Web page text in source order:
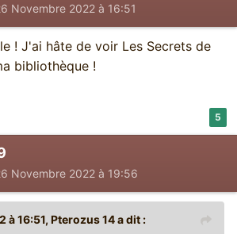
Novembre 2022 à 16:51
! J'ai hâte de voir Les Secrets de
bibliothèque !
5
Novembre 2022 à 19:56
à 16:51, Pterozus 14a dit :